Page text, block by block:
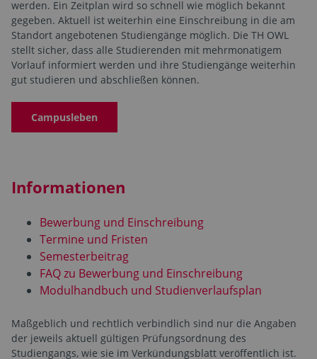
werden. Ein Zeitplan wird so schnell wie möglich bekannt
gegeben. Aktuell ist weiterhin eine Einschreibung in die am
Standort angebotenen Studiengänge möglich. Die TH OWL
stellt sicher, dass alle Studierenden mit mehrmonatigem
Vorlauf informiert werden und ihre Studiengänge weiterhin
gut studieren und abschließen können.
Campusleben
Informationen
Bewerbung und Einschreibung
Termine und Fristen
Semesterbeitrag
FAQ zu Bewerbung und Einschreibung
Modulhandbuch und Studienverlaufsplan
Maßgeblich und rechtlich verbindlich sind nur die Angaben
der jeweils aktuell gültigen Prüfungsordnung des
Studiengangs, wie sie im Verkündungsblatt veröffentlich ist.